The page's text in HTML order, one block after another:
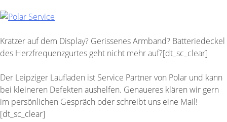
Kratzer auf dem Display? Gerissenes Armband? Batteriedeckel
des Herzfrequenzgurtes geht nicht mehr auf?[dt_sc_clear]
Der Leipziger Laufladen ist Service Partner von Polar und kann
bei kleineren Defekten aushelfen. Genaueres klären wir gern
im persönlichen Gespräch oder schreibt uns eine Mail!
[dt_sc_clear]